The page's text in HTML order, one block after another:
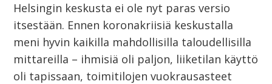
Helsingin keskusta ei ole nyt paras versio
itsestään. Ennen koronakriisiä keskustalla
meni hyvin kaikilla mahdollisilla taloudellisilla
mittareilla – ihmisiä oli paljon, liiketilan käyttö
oli tapissaan, toimitilojen vuokrausasteet